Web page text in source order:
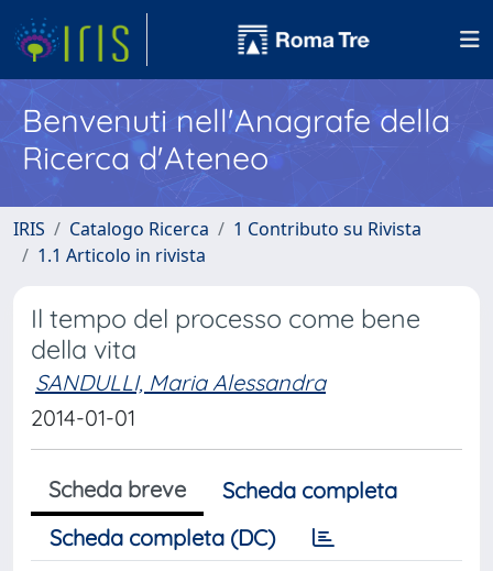
Benvenuti nell'Anagrafe della
Ricerca d'Ateneo
IRIS Catalogo Ricerca
1 Contributo su Rivista
1.1 Articolo in rivista
Il tempo del processo come bene
della vita
SANDULLI, Maria Alessandra
2014-01-01
Scheda breve
Scheda completa
Scheda completa (DC)